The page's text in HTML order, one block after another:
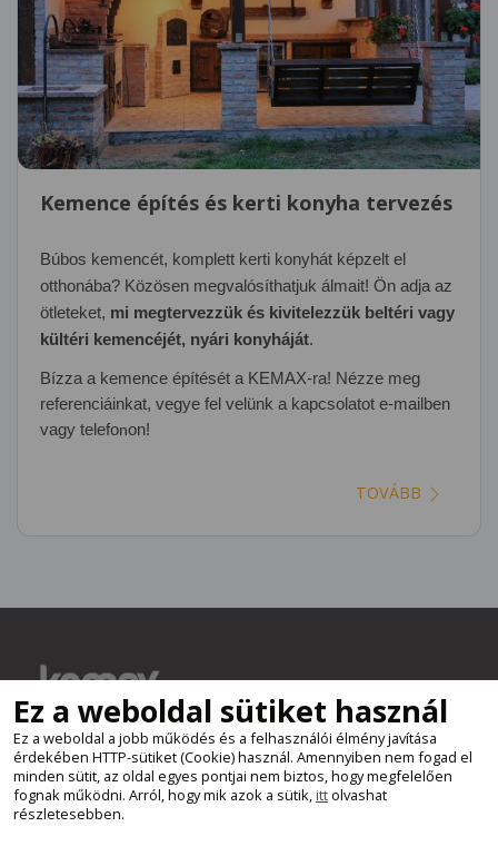
Kemence építés és kerti konyha tervezés
Búbos kemencét, komplett kerti konyhát képzelt el
otthonába? Közösen megvalósíthatjuk álmait! Ön adja az
ötleteket, mi megtervezzük és kivitelezzük beltéri vagy
kültéri kemencéjét, nyári konyháját.
Bízza a kemence építését a KEMAX-ra! Nézze meg
referenciáinkat, vegye fel velünk a kapcsolatot e-mailben
vagy telefonon!
TOVÁBB
Elérhetőségek
Ügyfélszolgálat:
ugyfelszolgalat@kemax.hu
Ez a weboldal sütiket használ
Ez a weboldal a jobb működés és a felhasználói élmény javítása
érdekében HTTP-sütiket (Cookie) használ. Amennyiben nem fogad el
minden sütit, az oldal egyes pontjai nem biztos, hogy megfelelően
fognak működni. Arról, hogy mik azok a sütik, ittolvashat
részletesebben.